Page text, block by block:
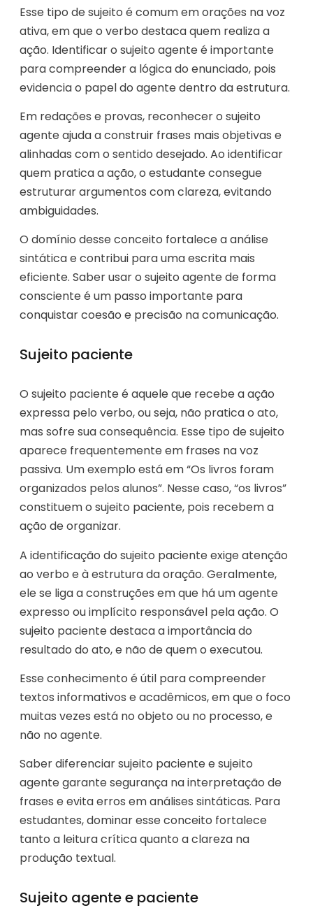
Esse tipo de sujeito é comum em orações na voz
ativa, em que o verbo destaca quem realiza a
ação. Identificar o sujeito agente é importante
para compreender a lógica do enunciado, pois
evidencia o papel do agente dentro da estrutura.
Em redações e provas, reconhecer o sujeito
agente ajuda a construir frases mais objetivas e
alinhadas com o sentido desejado. Ao identificar
quem pratica a ação, o estudante consegue
estruturar argumentos com clareza, evitando
ambiguidades.
O domínio desse conceito fortalece a análise
sintática e contribui para uma escrita mais
eficiente. Saber usar o sujeito agente de forma
consciente é um passo importante para
conquistar coesão e precisão na comunicação.
Sujeito paciente
O sujeito paciente é aquele que recebe a ação
expressa pelo verbo, ou seja, não pratica o ato,
mas sofre sua consequência. Esse tipo de sujeito
aparece frequentemente em frases na voz
passiva. Um exemplo está em “Os livros foram
organizados pelos alunos”. Nesse caso, “os livros”
constituem o sujeito paciente, pois recebem a
ação de organizar.
A identificação do sujeito paciente exige atenção
ao verbo e à estrutura da oração. Geralmente,
ele se liga a construções em que há um agente
expresso ou implícito responsável pela ação. O
sujeito paciente destaca a importância do
resultado do ato, e não de quem o executou.
Esse conhecimento é útil para compreender
textos informativos e acadêmicos, em que o foco
muitas vezes está no objeto ou no processo, e
não no agente.
Saber diferenciar sujeito paciente e sujeito
agente garante segurança na interpretação de
frases e evita erros em análises sintáticas. Para
estudantes, dominar esse conceito fortalece
tanto a leitura crítica quanto a clareza na
produção textual.
Sujeito agente e paciente